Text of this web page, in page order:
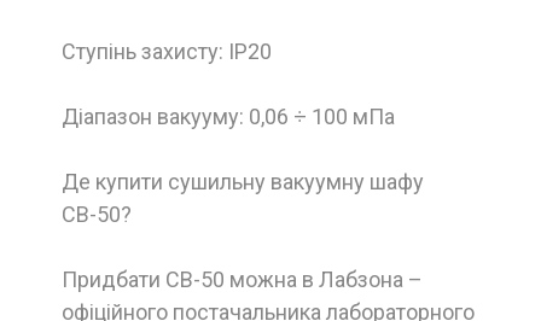
Ступінь захисту: IP20
Діапазон вакууму: 0,06 ÷ 100 мПа
Де купити сушильну вакуумну шафу
СВ-50?
Придбати СВ-50 можна в Лабзона –
офіційного постачальника лабораторного